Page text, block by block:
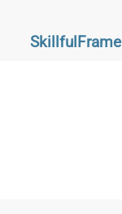
SkillfulFrame